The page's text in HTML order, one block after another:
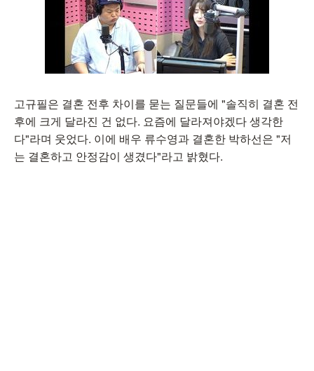
고규필은 결혼 전후 차이를 묻는 질문들에 "솔직히 결혼 전
후에 크게 달라진 건 없다. 요즘에 달라져야겠다 생각한
다"라며 웃었다. 이에 배우 류수영과 결혼한 박하선은 "저
는 결혼하고 안정감이 생겼다"라고 밝혔다.